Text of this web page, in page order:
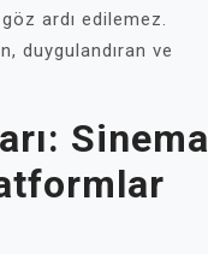
ardı edilemez.
duygulandıran ve
Sinema